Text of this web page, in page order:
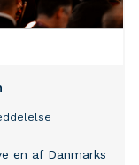
en af Danmarks